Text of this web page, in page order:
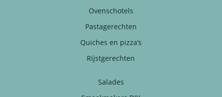
Ovenschotels
Pastagerechten
Quiches en pizza’s
Rijstgerechten
Salades